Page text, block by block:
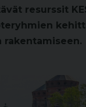
resurssit